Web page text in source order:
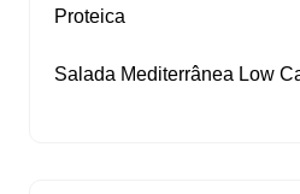
Proteica
Salada Mediterrânea Low